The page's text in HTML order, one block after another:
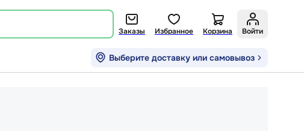
Заказы Избранное Корзина Войти
Выберите доставку или самовывоз